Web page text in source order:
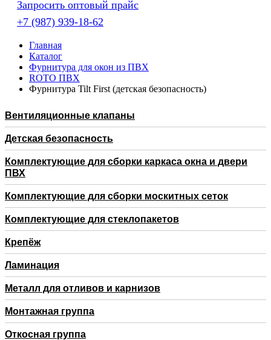
Запросить оптовый прайс
+7 (987) 939-18-62
Главная
Каталог
Фурнитура для окон из ПВХ
RОTO ПВХ
Фурнитура Tilt First (детская безопасность)
Вентиляционные клапаны
Детская безопасность
Комплектующие для сборки каркаса окна и двери
ПВХ
Комплектующие для сборки москитных сеток
Комплектующие для стеклопакетов
Крепёж
Ламинация
Металл для отливов и карнизов
Монтажная группа
Откосная группа